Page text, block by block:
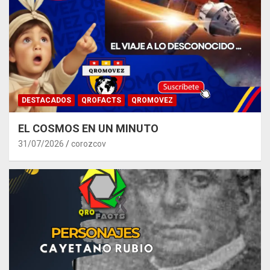
DESTACADOS QROFACTS QROMOVEZ
EL COSMOS EN UN MINUTO
31/07/2026 corozcov